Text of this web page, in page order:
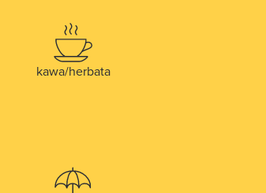
kawa/herbata